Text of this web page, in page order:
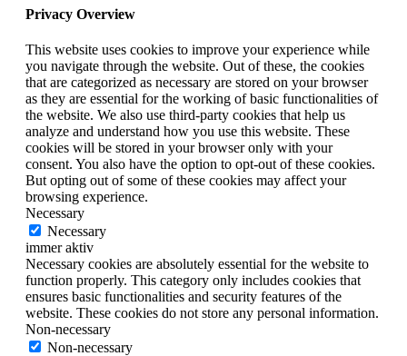
Privacy Overview
This website uses cookies to improve your experience while
you navigate through the website. Out of these, the cookies
that are categorized as necessary are stored on your browser
as they are essential for the working of basic functionalities of
the website. We also use third-party cookies that help us
analyze and understand how you use this website. These
cookies will be stored in your browser only with your
consent. You also have the option to opt-out of these cookies.
But opting out of some of these cookies may affect your
browsing experience.
Necessary
Necessary
immer aktiv
Necessary cookies are absolutely essential for the website to
function properly. This category only includes cookies that
ensures basic functionalities and security features of the
website. These cookies do not store any personal information.
Non-necessary
Non-necessary